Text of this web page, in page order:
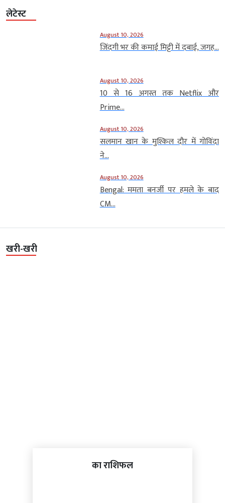
लेटेस्ट
August 10, 2026
जिंदगी भर की कमाई मिट्टी में दबाई, जगह...
August 10, 2026
10 से 16 अगस्त तक Netflix और
Prime...
August 10, 2026
सलमान खान के मुश्किल दौर में गोविंदा
ने...
August 10, 2026
Bengal: ममता बनर्जी पर हमले के बाद
CM...
खरी-खरी
का राशिफल